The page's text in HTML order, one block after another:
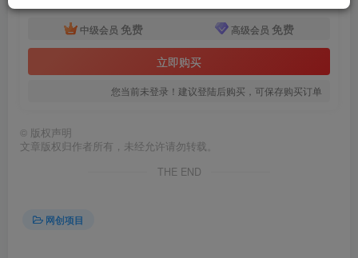
中级会员 免费 高级会员 免费
立即购买
您当前未登录！建议登陆后购买，可保存购买订单
© 版权声明
文章版权归作者所有，未经允许请勿转载。
THE END
网创项目